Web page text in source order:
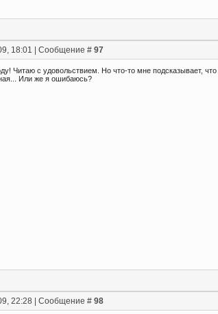
18:01 | Сообщение # 97
Читаю с удовольствием. Но что-то мне подсказывает, что
Или же я ошибаюсь?
22:28 | Сообщение # 98